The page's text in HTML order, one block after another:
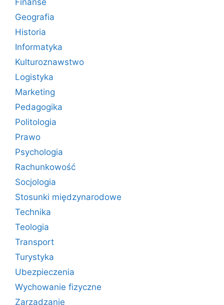
Finanse
Geografia
Historia
Informatyka
Kulturoznawstwo
Logistyka
Marketing
Pedagogika
Politologia
Prawo
Psychologia
Rachunkowość
Socjologia
Stosunki międzynarodowe
Technika
Teologia
Transport
Turystyka
Ubezpieczenia
Wychowanie fizyczne
Zarządzanie